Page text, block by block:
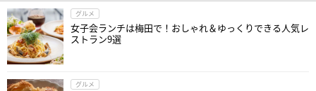
グルメ
女子会ランチは梅田で！おしゃれ＆ゆっくりできる人気レ
ストラン9選
グルメ